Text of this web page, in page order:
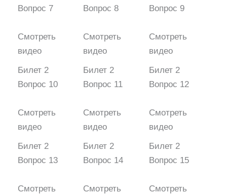
Вопрос 7
Смотреть
видео
Вопрос 8
Смотреть
видео
Вопрос 9
Смотреть
видео
Билет 2
Вопрос 10
Смотреть
видео
Билет 2
Вопрос 11
Смотреть
видео
Билет 2
Вопрос 12
Смотреть
видео
Билет 2
Вопрос 13
Смотреть
Билет 2
Вопрос 14
Смотреть
Билет 2
Вопрос 15
Смотреть